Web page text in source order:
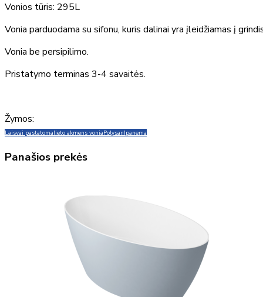
Vonios tūris: 295L
Vonia parduodama su sifonu, kuris dalinai yra įleidžiamas į
Vonia be persipilimo.
Pristatymo terminas 3-4 savaitės.
Žymos:
Laisvai pastatomalieto akmens voniaPolysanIpanema
Panašios prekės